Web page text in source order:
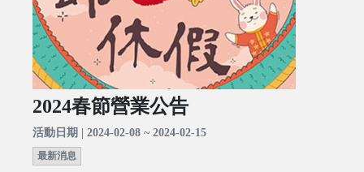
2024春節營業公告
活動日期 | 2024-02-08 ~ 2024-02-15
最新消息